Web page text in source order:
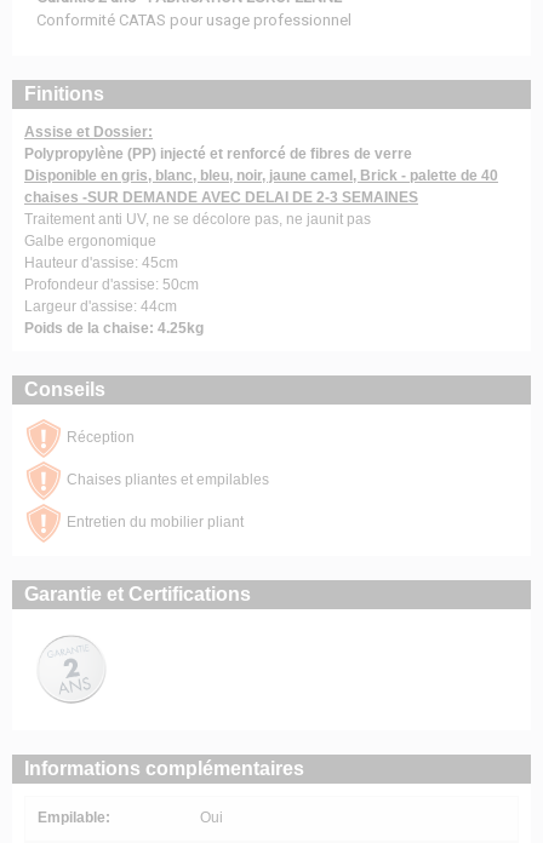
Conformité CATAS pour usage professionnel
Finitions
Assise et Dossier:
Polypropylène (PP) injecté et renforcé de fibres de verre
Disponible en gris, blanc, bleu, noir, jaune camel, Brick - palette de 40
chaises -SUR DEMANDE AVEC DELAI DE 2-3 SEMAINES
Traitement anti UV, ne se décolore pas, ne jaunit pas
Galbe ergonomique
Hauteur d'assise: 45cm
Profondeur d'assise: 50cm
Largeur d'assise: 44cm
Poids de la chaise: 4.25kg
Conseils
Réception
Chaises pliantes et empilables
Entretien du mobilier pliant
Garantie et Certifications
Informations complémentaires
Empilable: Oui